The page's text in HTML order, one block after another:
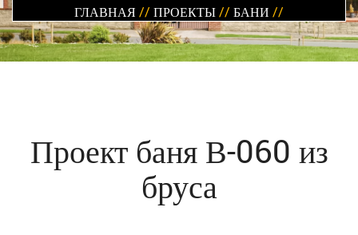
ГЛАВНАЯ// ПРОЕКТЫ// БАНИ //
Проект баня В-060 из
бруса